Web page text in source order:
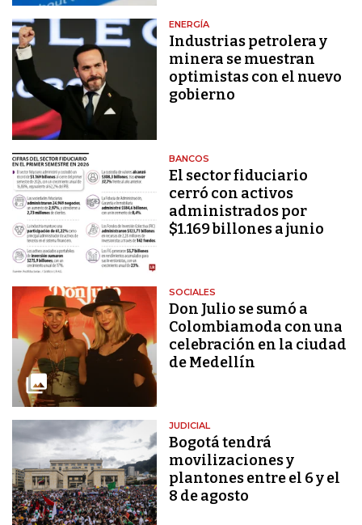
ENERGÍA
Industrias petrolera y
minera se muestran
optimistas con el nuevo
gobierno
BANCOS
El sector fiduciario
cerró con activos
administrados por
$1.169 billones a junio
SOCIALES
Don Julio se sumó a
Colombiamoda con una
celebración en la ciudad
de Medellín
JUDICIAL
Bogotá tendrá
movilizaciones y
plantones entre el 6 y el
8 de agosto